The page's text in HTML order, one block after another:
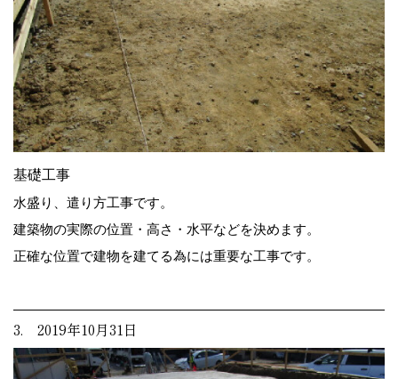
基礎工事
水盛り、遣り方工事です。
建築物の実際の位置・高さ・水平などを決めます。
正確な位置で建物を建てる為には重要な工事です。
3. 2019年10月31日